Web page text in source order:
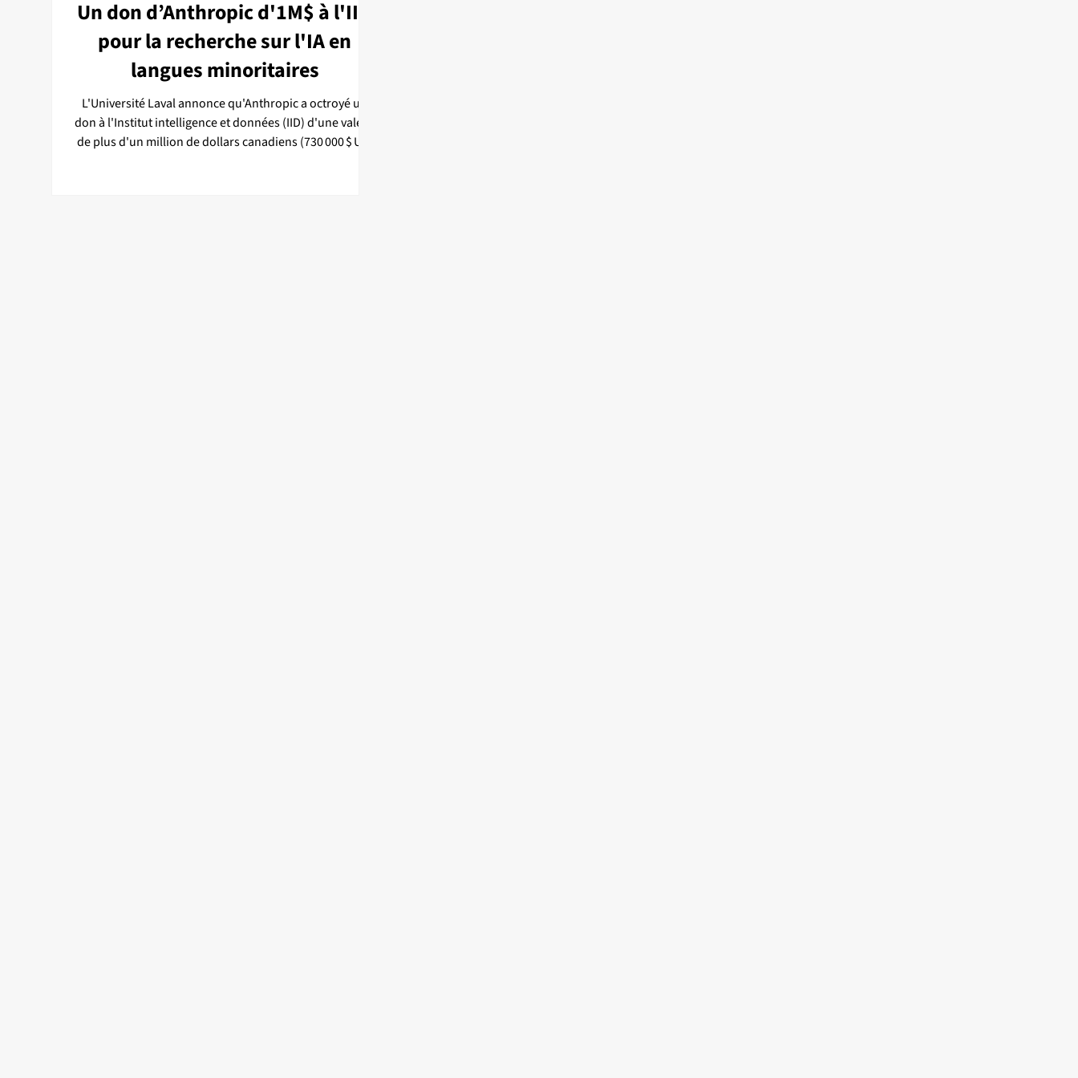
Un don d’Anthropic d'1M$ à l'IID
pour la recherche sur l'IA en
langues minoritaires
L'Université Laval annonce qu'Anthropic a octroyé un
don à l'Institut intelligence et données (IID) d'une valeur
de plus d'un million de dollars canadiens (730 000 $ US)